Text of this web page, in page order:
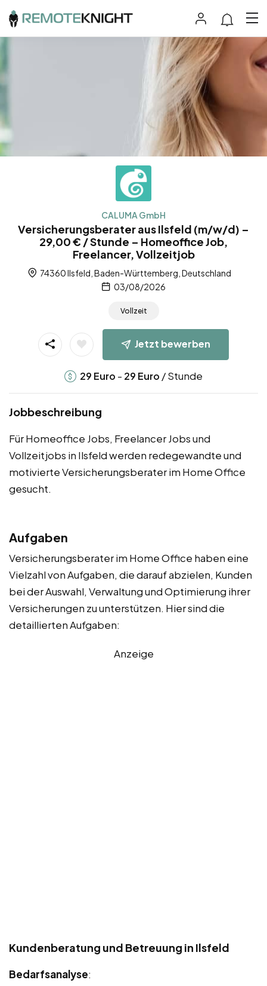
CALUMA GmbH
Versicherungsberater aus Ilsfeld (m/w/d) –
29,00 € / Stunde – Homeoffice Job,
Freelancer, Vollzeitjob
74360 Ilsfeld, Baden-Württemberg, Deutschland
03/08/2026
Vollzeit
Jetzt bewerben
29 Euro - 29 Euro / Stunde
Jobbeschreibung
Für Homeoffice Jobs, Freelancer Jobs und
Vollzeitjobs in Ilsfeld werden redegewandte und
motivierte Versicherungsberater im Home Office
gesucht.
Aufgaben
Versicherungsberater im Home Office haben eine
Vielzahl von Aufgaben, die darauf abzielen, Kunden
bei der Auswahl, Verwaltung und Optimierung ihrer
Versicherungen zu unterstützen. Hier sind die
detaillierten Aufgaben:
Anzeige
Kundenberatung und Betreuung in Ilsfeld
Bedarfsanalyse: